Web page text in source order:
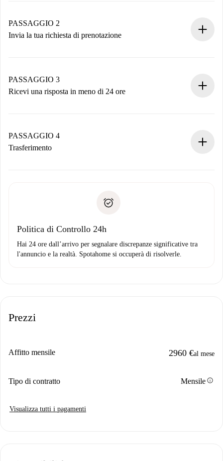
Hai tutte le informazioni necessarie in anticipo.
PASSAGGIO 2
Invia la tua richiesta di prenotazione
non accetta.
PASSAGGIO 3
Ricevi una risposta in meno di 24 ore
contatto con il proprietario.
Se rifiutata: non ti addebiteremo nulla e ti proporremo
Domiciliazione del pagamento
PASSAGGIO 4
Trasferimento
solo se non segnali problemi.
Politica di Controllo 24h
Hai 24 ore dall’arrivo per segnalare discrepanze significative tra
l'annuncio e la realtà. Spotahome si occuperà di risolverle.
Prezzi
Affitto mensile 2960 €al mese
Tipo di contratto Mensileinfo
Visualizza tutti i pagamenti